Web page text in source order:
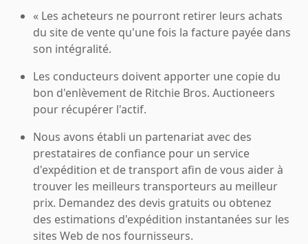
« Les acheteurs ne pourront retirer leurs achats
du site de vente qu'une fois la facture payée dans
son intégralité.
Les conducteurs doivent apporter une copie du
bon d'enlèvement de Ritchie Bros. Auctioneers
pour récupérer l'actif.
Nous avons établi un partenariat avec des
prestataires de confiance pour un service
d'expédition et de transport afin de vous aider à
trouver les meilleurs transporteurs au meilleur
prix. Demandez des devis gratuits ou obtenez
des estimations d'expédition instantanées sur les
sites Web de nos fournisseurs.